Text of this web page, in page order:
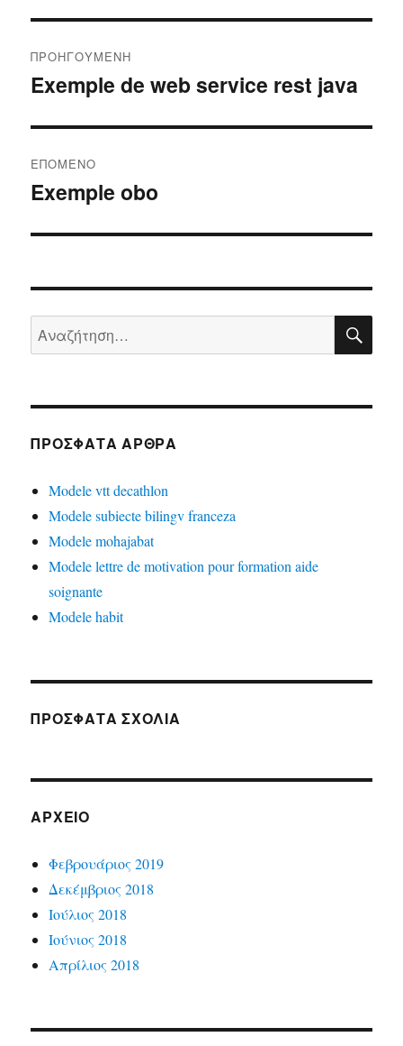
άρθρων
ΠΡΟΗΓΟΎΜΕΝΗ
Προηγούμενο
Exemple de web service rest java
ΕΠΌΜΕΝΟ
Επόμενο
Exemple obo
Αναζήτηση
για:
ΠΡΌΣΦΑΤΑ ΆΡΘΡΑ
Modele vtt decathlon
Modele subiecte bilingv franceza
Modele mohajabat
Modele lettre de motivation pour formation aide
soignante
Modele habit
ΠΡΌΣΦΑΤΑ ΣΧΌΛΙΑ
ΑΡΧΕΊΟ
Φεβρουάριος 2019
Δεκέμβριος 2018
Ιούλιος 2018
Ιούνιος 2018
Απρίλιος 2018